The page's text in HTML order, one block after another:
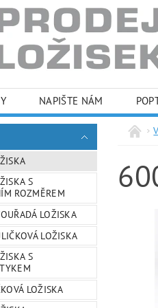
NAPIŠTE NÁM
OSOBNÍCH ÚDAJŮ
S
ROZMĚREM
LOŽISKA
LOŽISKA
S
LOŽISKA